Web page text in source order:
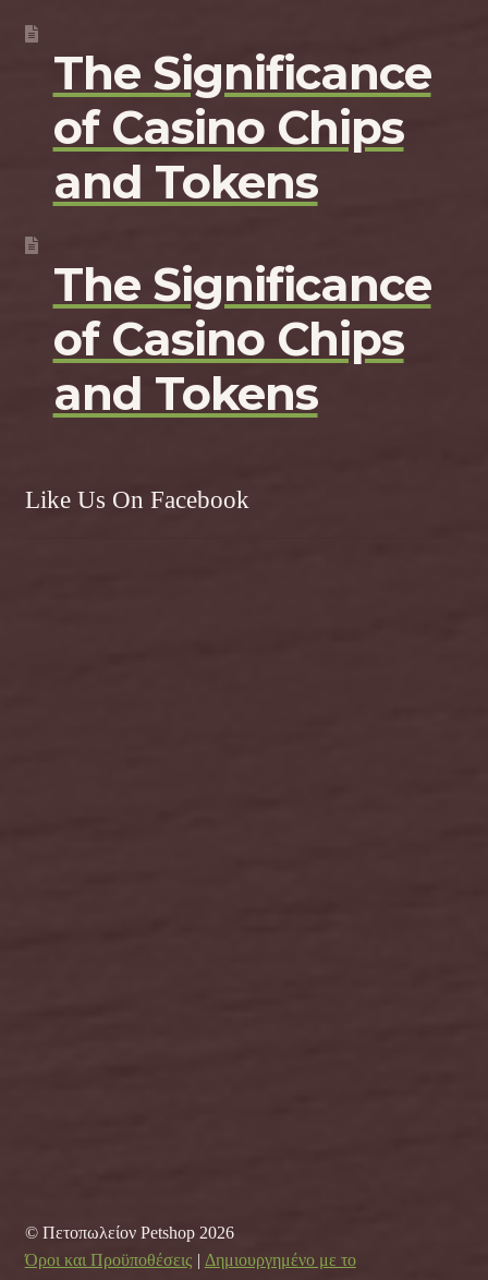
The Significance
of Casino Chips
and Tokens
The Significance
of Casino Chips
and Tokens
Like Us On Facebook
© Πετοπωλείον Petshop 2026
Όροι και Προϋποθέσεις
Δημιουργημένο με το